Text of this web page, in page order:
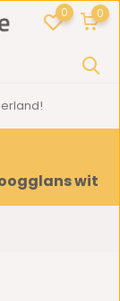
0 0
wit